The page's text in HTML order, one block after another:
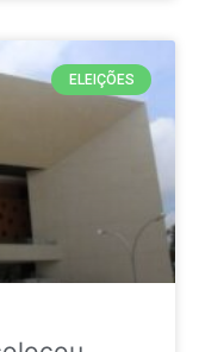
ELEIÇÕES